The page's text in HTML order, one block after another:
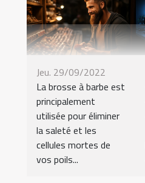
Jeu. 29/09/2022
La brosse à barbe est
principalement
utilisée pour éliminer
la saleté et les
cellules mortes de
vos poils...